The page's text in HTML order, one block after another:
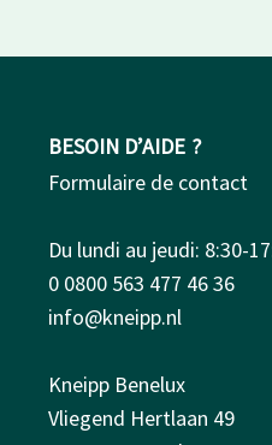
BESOIN D’AIDE ?
Formulaire de contact
Du lundi au jeudi: 8:30-
0 0800 563 477 46 36
info@kneipp.nl
Kneipp Benelux
Vliegend Hertlaan 49